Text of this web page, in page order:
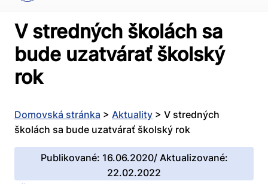
V stredných školách sa
bude uzatvárať školský
rok
Domovská stránka > Aktuality > V stredných
školách sa bude uzatvárať školský rok
Publikované: 16.06.2020/ Aktualizované:
22.02.2022